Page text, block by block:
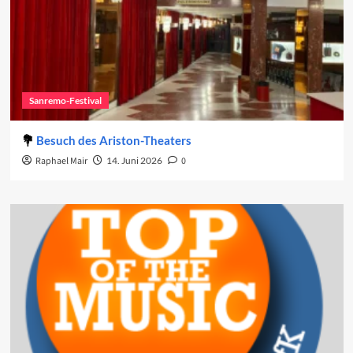
Sanremo-Festival
Besuch des Ariston-Theaters
Raphael Mair 14. Juni 2026 0